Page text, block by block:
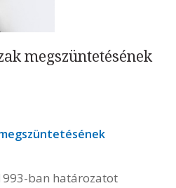
megszüntetésének
ban határozatot